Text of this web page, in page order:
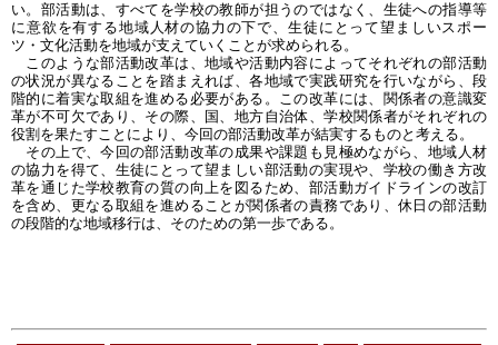
い。部活動は、すべてを学校の教師が担うのではなく、生徒への指導等
に意欲を有する地域人材の協力の下で、生徒にとって望ましいスポー
ツ・文化活動を地域が支えていくことが求められる。
このような部活動改革は、地域や活動内容によってそれぞれの部活動
の状況が異なることを踏まえれば、各地域で実践研究を行いながら、段
階的に着実な取組を進める必要がある。この改革には、関係者の意識変
革が不可欠であり、その際、国、地方自治体、学校関係者がそれぞれの
役割を果たすことにより、今回の部活動改革が結実するものと考える。
その上で、今回の部活動改革の成果や課題も見極めながら、地域人材
の協力を得て、生徒にとって望ましい部活動の実現や、学校の働き方改
革を通じた学校教育の質の向上を図るため、部活動ガイドラインの改訂
を含め、更なる取組を進めることが関係者の責務であり、休日の部活動
の段階的な地域移行は、そのための第一歩である。